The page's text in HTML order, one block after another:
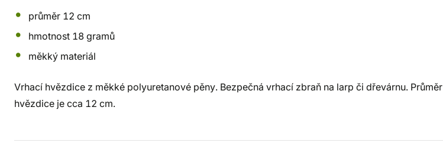
průměr 12 cm
hmotnost 18 gramů
měkký materiál
Vrhací hvězdice z měkké polyuretanové pěny. Bezpečná vrhací zbraň na larp či dřevárnu. Průměr
hvězdice je cca 12 cm.